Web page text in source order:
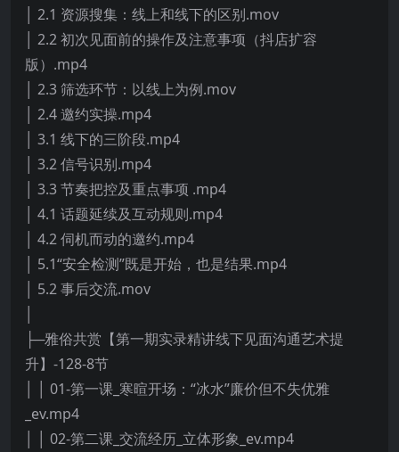
│ 2.1 资源搜集：线上和线下的区别.mov
│ 2.2 初次见面前的操作及注意事项（抖店扩容
版）.mp4
│ 2.3 筛选环节：以线上为例.mov
│ 2.4 邀约实操.mp4
│ 3.1 线下的三阶段.mp4
│ 3.2 信号识别.mp4
│ 3.3 节奏把控及重点事项 .mp4
│ 4.1 话题延续及互动规则.mp4
│ 4.2 伺机而动的邀约.mp4
│ 5.1“安全检测”既是开始，也是结果.mp4
│ 5.2 事后交流.mov
├─雅俗共赏【第一期实录精讲线下见面沟通艺术提
升】-128-8节
│ │ 01-第一课_寒暄开场：“冰水”廉价但不失优雅
_ev.mp4
│ │ 02-第二课_交流经历_立体形象_ev.mp4